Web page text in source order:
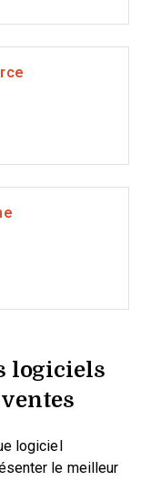
logiciels
logiciel
le meilleur